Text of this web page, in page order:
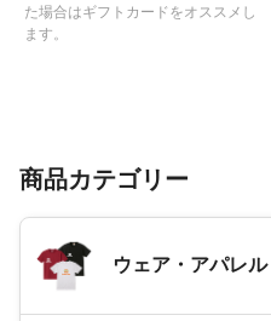
た場合はギフトカードをオススメし
ます。
商品カテゴリー
ウェア・アパレル